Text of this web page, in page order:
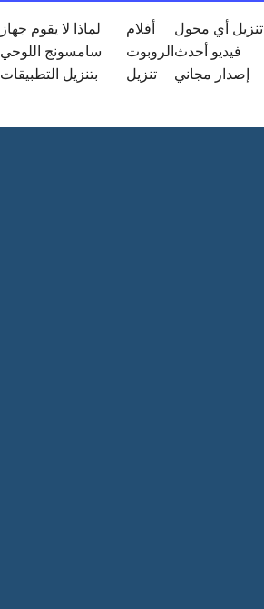
لماذا لا يقوم جهاز
سامسونج اللوحي
بتنزيل التطبيقات
أفلام
الروبوت
تنزيل
تنزيل أي محول
فيديو أحدث
إصدار مجاني